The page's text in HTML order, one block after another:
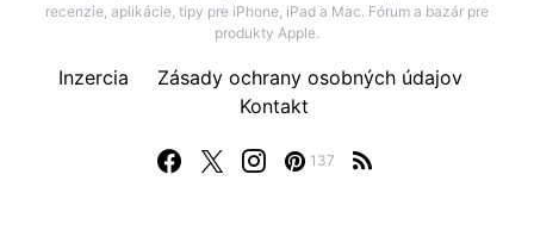
recenzie, aplikácie, tipy pre iPhone, iPad a Mac. Fórum a bazár pre
produkty Apple.
137
Inzercia
Zásady ochrany osobných údajov
Kontakt